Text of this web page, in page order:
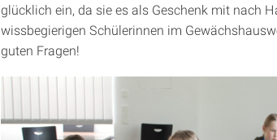
glücklich ein, da sie es als Geschenk mit nach
wissbegierigen Schülerinnen im
guten Fragen!